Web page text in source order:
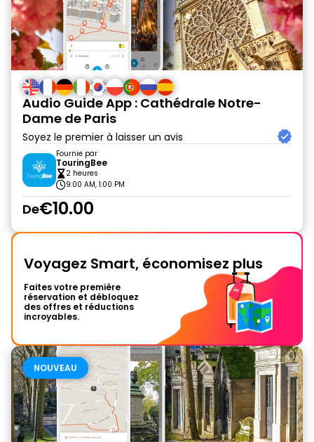
Audio Guide App : Cathédrale Notre-
Dame de Paris
Soyez le premier à laisser un avis
Fournie par
TouringBee
2 heures
9:00 AM, 1:00 PM
De€10.00
Voyagez Smart, économisez plus
Faites votre première
réservation et débloquez
des offres et réductions
incroyables.
NOUVEAU